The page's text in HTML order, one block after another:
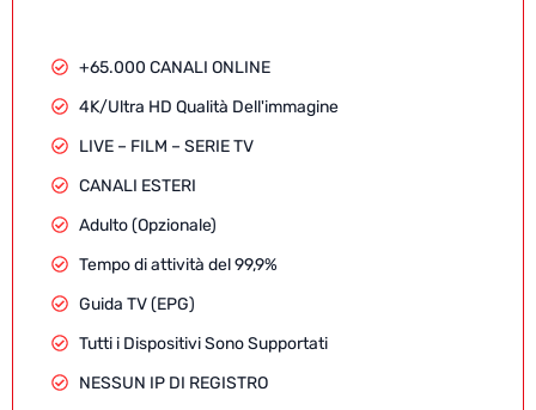
+65.000 CANALI ONLINE
4K/Ultra HD Qualità Dell'immagine
LIVE – FILM – SERIE TV
CANALI ESTERI
Adulto (Opzionale)
Tempo di attività del 99,9%
Guida TV (EPG)
Tutti i Dispositivi Sono Supportati
NESSUN IP DI REGISTRO